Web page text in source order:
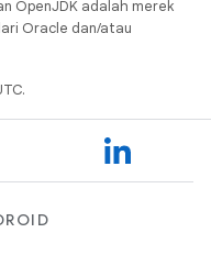
OpenJDK adalah merek
Oracle dan/atau